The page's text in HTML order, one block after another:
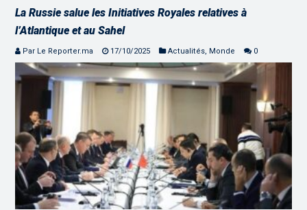
La Russie salue les Initiatives Royales relatives à
l’Atlantique et au Sahel
Par Le Reporter.ma 17/10/2025 Actualités Monde 0